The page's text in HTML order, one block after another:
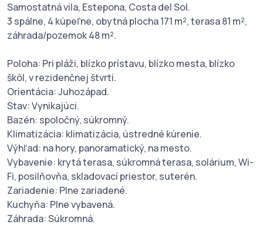
Samostatná vila, Estepona, Costa del Sol.
3 spálne, 4 kúpeľne, obytná plocha 171 m², terasa 81 m²,
záhrada/pozemok 48 m².
Poloha: Pri pláži, blízko prístavu, blízko mesta, blízko
škôl, v rezidenčnej štvrti.
Orientácia: Juhozápad.
Stav: Vynikajúci.
Bazén: spoločný, súkromný.
Klimatizácia: klimatizácia, ústredné kúrenie.
Výhľad: na hory, panoramatický, na mesto.
Vybavenie: krytá terasa, súkromná terasa, solárium, Wi-
Fi, posilňovňa, skladovací priestor, suterén.
Zariadenie: Plne zariadené.
Kuchyňa: Plne vybavená.
Záhrada: Súkromná.